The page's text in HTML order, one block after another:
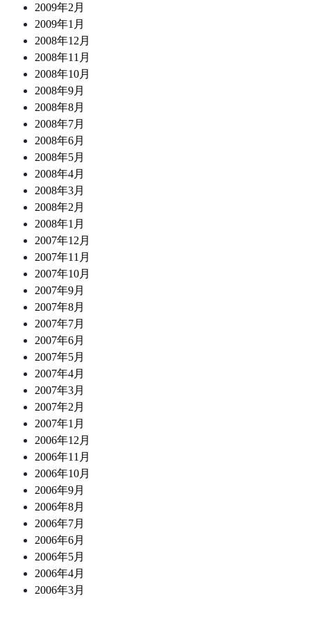
2009年2月
2009年1月
2008年12月
2008年11月
2008年10月
2008年9月
2008年8月
2008年7月
2008年6月
2008年5月
2008年4月
2008年3月
2008年2月
2008年1月
2007年12月
2007年11月
2007年10月
2007年9月
2007年8月
2007年7月
2007年6月
2007年5月
2007年4月
2007年3月
2007年2月
2007年1月
2006年12月
2006年11月
2006年10月
2006年9月
2006年8月
2006年7月
2006年6月
2006年5月
2006年4月
2006年3月